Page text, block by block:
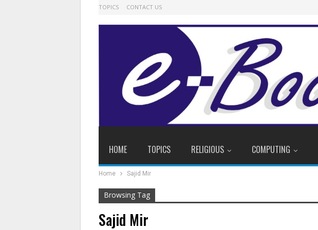
TOPICS CONTACT US
HOME TOPICS RELIGIOUS COMPUTING
Home Sajid Mir
Browsing Tag
Sajid Mir